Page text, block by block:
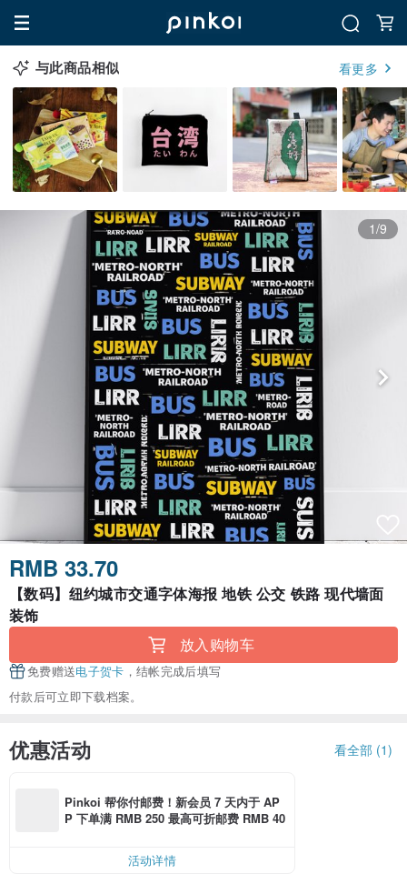
与此商品相似 看更多
1/9
RMB 33.70
【数码】纽约城市交通字体海报 地铁 公交 铁路 现代墙面
装饰
放入购物车
免费赠送电子贺卡 ，结帐完成后填写
付款后可立即下载档案。
优惠活动 看全部 (1)
Pinkoi 帮你付邮费！新会员 7 天内于 AP
P 下单满 RMB 250 最高可折邮费 RMB 40
活动详情